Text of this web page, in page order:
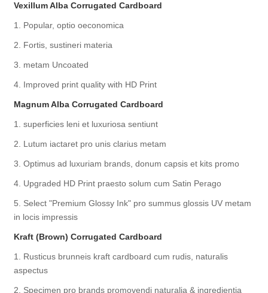
Vexillum Alba Corrugated Cardboard
1. Popular, optio oeconomica
2. Fortis, sustineri materia
3. metam Uncoated
4. Improved print quality with HD Print
Magnum Alba Corrugated Cardboard
1. superficies leni et luxuriosa sentiunt
2. Lutum iactaret pro unis clarius metam
3. Optimus ad luxuriam brands, donum capsis et kits promo
4. Upgraded HD Print praesto solum cum Satin Perago
5. Select "Premium Glossy Ink" pro summus glossis UV metam
in locis impressis
Kraft (Brown) Corrugated Cardboard
1. Rusticus brunneis kraft cardboard cum rudis, naturalis
aspectus
2. Specimen pro brands promovendi naturalia & ingredientia